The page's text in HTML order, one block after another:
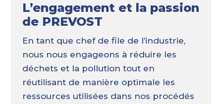
L’engagement et la passion
de PREVOST
En tant que chef de file de l’industrie,
nous nous engageons à réduire les
déchets et la pollution tout en
réutilisant de manière optimale les
ressources utilisées dans nos procédés